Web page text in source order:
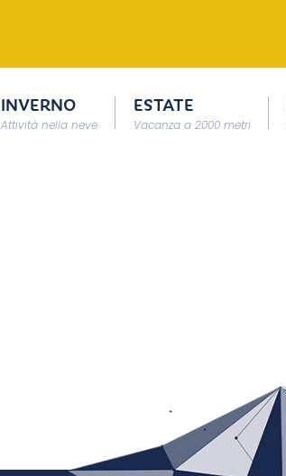
INVERNO
Attività nella neve
ESTATE
Vacanza a 2000 metri